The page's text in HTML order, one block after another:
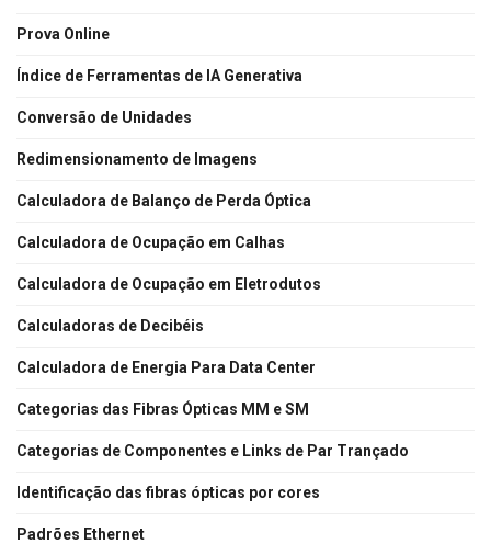
Prova Online
Índice de Ferramentas de IA Generativa
Conversão de Unidades
Redimensionamento de Imagens
Calculadora de Balanço de Perda Óptica
Calculadora de Ocupação em Calhas
Calculadora de Ocupação em Eletrodutos
Calculadoras de Decibéis
Calculadora de Energia Para Data Center
Categorias das Fibras Ópticas MM e SM
Categorias de Componentes e Links de Par Trançado
Identificação das fibras ópticas por cores
Padrões Ethernet